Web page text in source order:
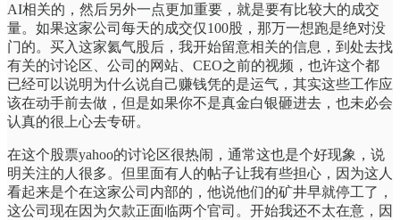
AI相关的，然后另外一点更加重要，就是要有比较大的成交
量。如果这家公司每天的成交仅100股，那万一想跑是绝对没
门的。买入这家氦气股后，我开始留意相关的信息，到处去找
有关的讨论区、公司的网站、CEO之前的视频，也许这个都
已经可以说明为什么说自己赚钱凭的是运气，其实这些工作应
该在动手前去做，但是如果你不是真金白银砸进去，也未必会
认真的很上心去专研。
在这个股票yahoo的讨论区很热闹，通常这也是个好现象，说
明关注的人很多。但里面有人的帖子让我有些担心，因为这人
看起来是个在这家公司内部的，他说他们的矿井早就停工了，
这公司现在因为欠款正面临两个官司。开始我还不太在意，因